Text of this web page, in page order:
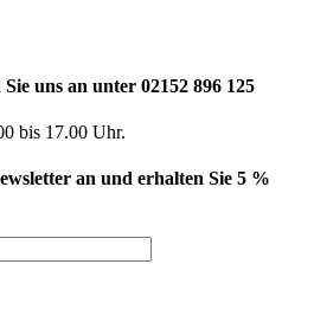
uns an unter 02152 896 125
bis 17.00 Uhr.
an und erhalten Sie 5 %